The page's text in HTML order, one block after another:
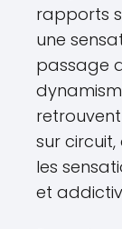
rapports
une
passage
sur
les
et